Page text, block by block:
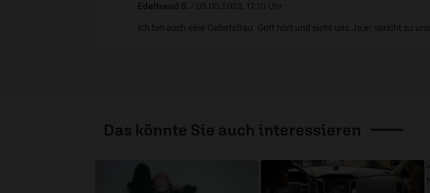
Edeltraud S. / 05.05.2023, 17:10 Uhr
Ich bin auch eine Gebetsfrau. Gott hört und sieht uns.Ja,er spricht zu uns.
Das könnte Sie auch interessieren